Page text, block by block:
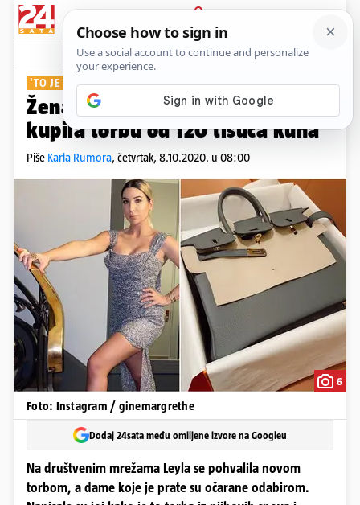
PRIJAVA
Show Komentari
'TO JE ULAGANJE'
Žena Dinamovog nogometaša
kupila torbu od 120 tisuća kuna
Piše Karla Rumora, četvrtak, 8.10.2020. u 08:00
6
Foto: Instagram / ginemargrethe
Dodaj 24sata među omiljene izvore na Googleu
Na društvenim mrežama Leyla se pohvalila novom
torbom, a dame koje je prate su očarane odabirom.